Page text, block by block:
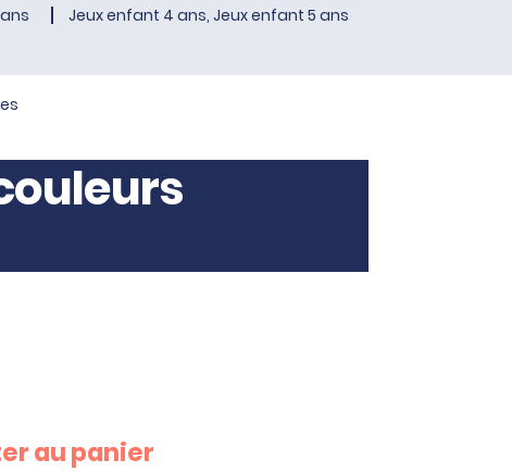
Jeux enfant 4 ans, Jeux enfant 5 ans
au panier